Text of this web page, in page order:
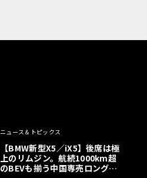
ニュース＆トピックス
【BMW新型X5／iX5】後席は極
上のリムジン。航続1000km超
のBEVも揃う中国専売ロング仕